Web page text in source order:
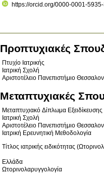
https://orcid.org/0000-0001-
Προπτυχιακές
Πτυχίο Ιατρικής
Ιατρική Σχολή
Αριστοτέλειο Πανεπιστήμιο
Μεταπτυχιακές
Μεταπτυχιακό Δίπλωμα
Ιατρική Σχολή
Αριστοτέλειο Πανεπιστήμιο
Ιατρική Ερευνητική Μεθοδολογία
Τίτλος ιατρικής ειδικότητας
Ελλάδα
Ωτορινολαρυγγολογία